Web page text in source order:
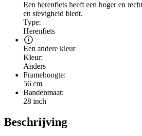
Een herenfiets heeft een hoger en
en stevigheid biedt.
Type:
Herenfiets
Een andere kleur
Kleur:
Anders
Framehoogte:
56 cm
Bandenmaat:
28 inch
Beschrijving